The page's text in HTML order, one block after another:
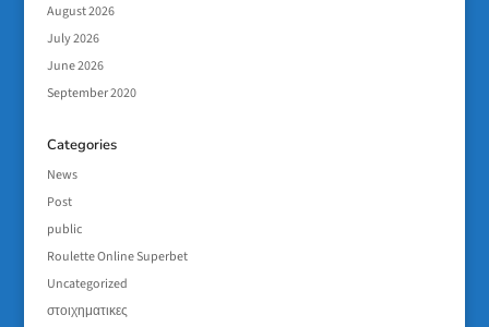
August 2026
July 2026
June 2026
September 2020
Categories
News
Post
public
Roulette Online Superbet
Uncategorized
στοιχηματικες